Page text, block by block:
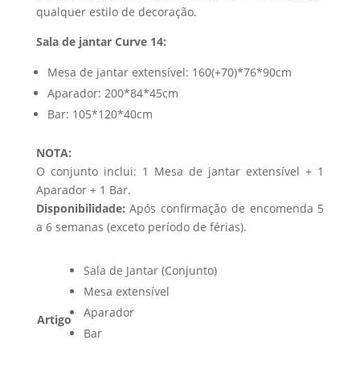
qualquer estilo de decoração.
Sala de jantar Curve 14:
Mesa de jantar extensível: 160(+70)*76*90cm
Aparador: 200*84*45cm
Bar: 105*120*40cm
NOTA:
O conjunto inclui: 1 Mesa de jantar extensível + 1
Aparador + 1 Bar.
Disponibilidade: Após confirmação de encomenda 5
a 6 semanas (exceto período de férias).
Artigo
Sala de Jantar (Conjunto)
Mesa extensível
Aparador
Bar